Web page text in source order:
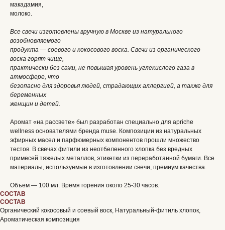
макадамия,
молоко.
Все свечи изготовлены вручную в Москве из натурального
возобновляемого
продукта — соевого и кокосового воска. Свечи из органического
воска горят чище,
практически без сажи, не повышая уровень углекислого газа в
атмосфере, что
безопасно для здоровья людей, страдающих аллергией, а также для
беременных
женщин и детей.
Аромат «на рассвете» был разработан специально для apriche
wellness основателями бренда muse. Композиции из натуральных
эфирных масел и парфюмерных компонентов прошли множество
тестов. В свечах фитили из неотбеленного хлопка без вредных
примесей тяжелых металлов, этикетки из переработанной бумаги. Все
материалы, используемые в изготовлении свечи, премиум качества.
Объем — 100 мл. Время горения около 25-30 часов.
СОСТАВ
СОСТАВ
Органический кокосовый и соевый воск, Натуральный-фитиль хлопок,
Ароматическая композиция